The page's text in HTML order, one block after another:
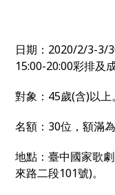
日期：2020/2/3-3/
15:00-20:00彩排及
對象：45歲(含)以上。
名額：30位，額滿
地點：臺中國家歌
來路二段101號)。